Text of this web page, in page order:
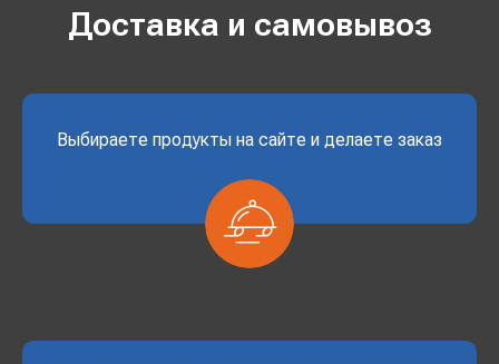
Доставка и самовывоз
Выбираете продукты на сайте и делаете заказ